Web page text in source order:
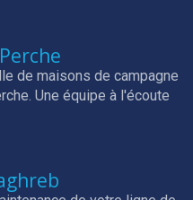
de maisons de campagne
Une équipe à l'écoute